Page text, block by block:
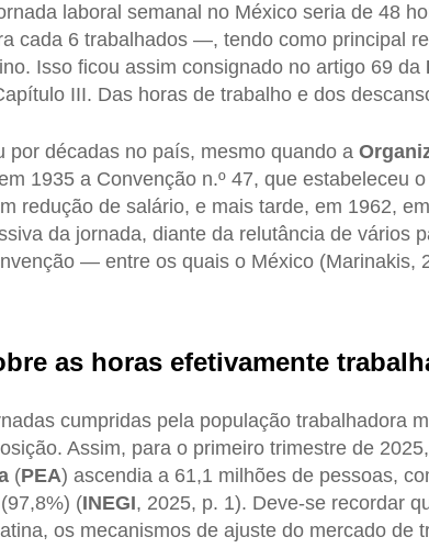
laboral semanal no México seria de 48
cada 6 trabalhados —, tendo como principal
Isso ficou assim consignado no artigo 69 da
III. Das horas de trabalho e dos
por décadas no país, mesmo quando a
1935 a Convenção n.º 47, que estabeleceu
redução de salário, e mais tarde, em 1962,
da jornada, diante da relutância de vários
— entre os quais o México (Marinakis,
as horas efetivamente
cumpridas pela população trabalhadora
Assim, para o primeiro trimestre de
(PEA) ascendia a 61,1 milhões de pessoas,
(INEGI, 2025, p. 1). Deve-se recordar
os mecanismos de ajuste do mercado de